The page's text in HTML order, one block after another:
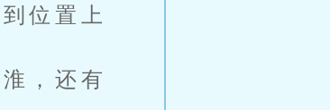
位置上
，还有